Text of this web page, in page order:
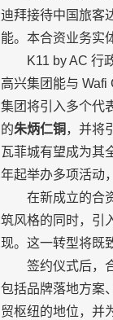
迪拜接待中国旅客
能。本合资业务实
K11 by AC 行
高兴集团能与 Wafi
集团将引入多个代
的朱炳仁铜 ，并将
瓦菲城有望成为其
年起举办多项活动
在新成立的合
筑风格的同时，引
现。这一转型将既
签约仪式后，
包括品牌落地方案
贸枢纽的地位，并